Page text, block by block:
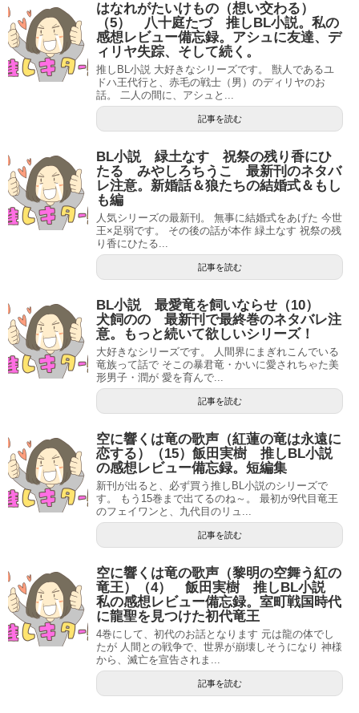
はなれがたいけもの（想い交わる）
（5） 八十庭たづ 推しBL小説。私の
感想レビュー備忘録。アシュに友達、デ
ィリヤ失踪、そして続く。
推しBL小説 大好きなシリーズです。 獣人であるユ
ドハ王代行と、赤毛の戦士（男）のディリヤのお
話。 二人の間に、アシュと...
記事を読む
BL小説 緑土なす 祝祭の残り香にひ
たる みやしろちうこ 最新刊のネタバ
レ注意。新婚話＆狼たちの結婚式＆もし
も編
人気シリーズの最新刊。 無事に結婚式をあげた 今世
王×足弱です。 その後の話が本作 緑土なす 祝祭の残
り香にひたる...
記事を読む
BL小説 最愛竜を飼いならせ（10）
犬飼のの 最新刊で最終巻のネタバレ注
意。もっと続いて欲しいシリーズ！
大好きなシリーズです。 人間界にまぎれこんでいる
竜族って話で そこの暴君竜・かいに愛されちゃた美
形男子・潤が 愛を育んで...
記事を読む
空に響くは竜の歌声（紅蓮の竜は永遠に
恋する）（15）飯田実樹 推しBL小説
の感想レビュー備忘録。短編集
新刊が出ると、必ず買う推しBL小説のシリーズで
す。 もう15巻まで出てるのね～。 最初が9代目竜王
のフェイワンと、九代目のリュ...
記事を読む
空に響くは竜の歌声（黎明の空舞う紅の
竜王）（4） 飯田実樹 推しBL小説
私の感想レビュー備忘録。室町戦国時代
に龍聖を見つけた初代竜王
4巻にして、初代のお話となります 元は龍の体でし
たが 人間との戦争で、世界が崩壊しそうになり 神様
から、滅亡を宣告されま...
記事を読む